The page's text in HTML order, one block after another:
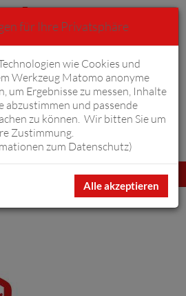
Warenkorb 0
für Ihre Privatsphäre
wie Cookies und
Werkzeug Matomo anonyme
um Ergebnisse zu messen, Inhalte
abzustimmen und passende
zu können. Wir bitten Sie um
Zustimmung.
zum Datenschutz)
Alle akzeptieren